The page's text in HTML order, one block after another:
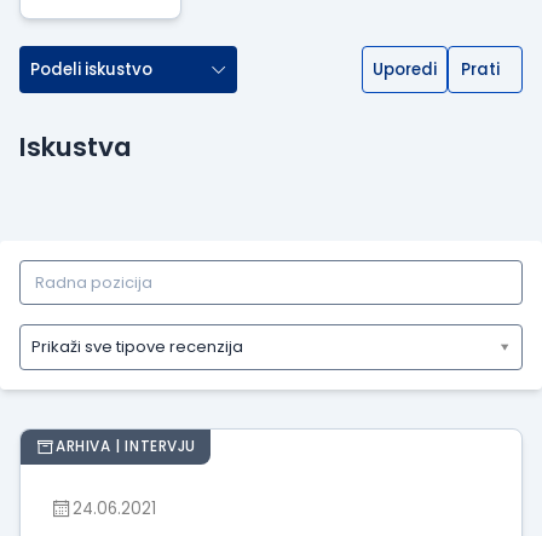
Podeli iskustvo Uporedi Prati
Iskustva
Prikaži sve tipove recenzija
Prikaži
sve
tipove
recenzija
iskustva
ARHIVA | INTERVJU
24.06.2021